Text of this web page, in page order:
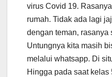
virus Covid 19.
rumah. Tidak ada lagi
dengan teman, rasanya
Untungnya kita masih
melalui whatsapp. Di
Hingga pada saat kelas